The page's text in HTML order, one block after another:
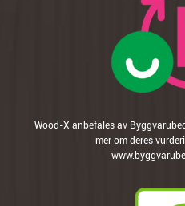
Wood-X anbefales av
mer om deres